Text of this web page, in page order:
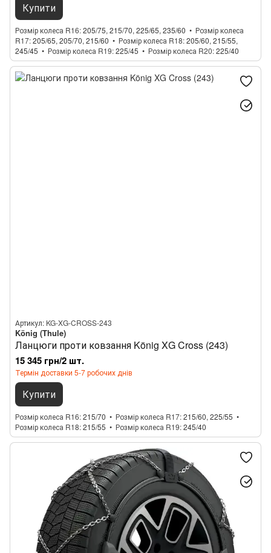
Купити
Розмір колеса R16 205/75, 215/70, 225/65, 235/60
Розмір колеса
R17 205/65, 205/70, 215/60 Розмір колеса R18 205/60, 215/55,
245/45
Розмір колеса R19 225/45 Розмір колеса R20 225/40
Артикул: KG-XG-CROSS-243
König (Thule)
Ланцюги проти ковзання König XG Cross (243)
15 345 грн/2 шт.
Термін доставки 5-7 робочих днів
Купити
Розмір колеса R16 215/70 Розмір колеса R17 215/60, 225/55
Розмір колеса R18 215/55 Розмір колеса R19 245/40